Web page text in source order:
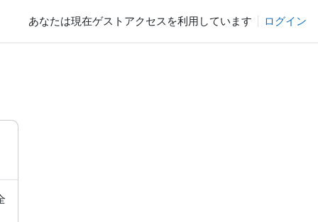
あなたは現在ゲストアクセスを利用しています ログイン